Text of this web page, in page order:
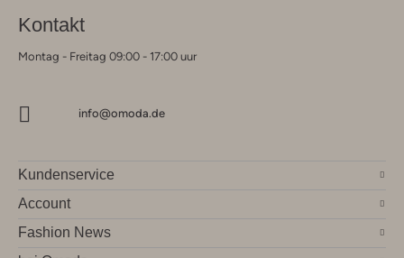
Kontakt
Montag - Freitag 09:00 - 17:00 uur
info@omoda.de
Kundenservice
Account
Fashion News